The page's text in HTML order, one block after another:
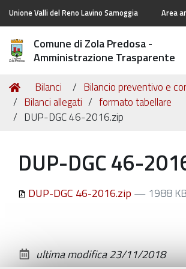
Unione Valli del Reno Lavino Samoggia Area
Comune di Zola Predosa -
Amministrazione Trasparente
Tu
sei
qui:
Home
Bilanci
Bilancio preventivo e
Bilanci allegati
formato tabellare
DUP-DGC 46-2016.zip
DUP-DGC 46-
DUP-DGC 46-2016.zip — 1988 KB
documento
ultima modifica23/11/2018